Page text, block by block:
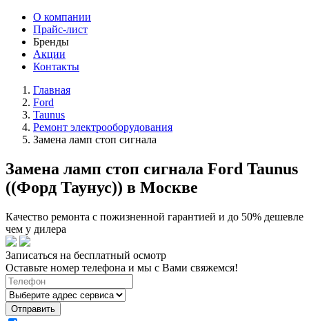
О компании
Прайс-лист
Бренды
Акции
Контакты
Главная
Ford
Taunus
Ремонт электрооборудования
Замена ламп стоп сигнала
Замена ламп стоп сигнала Ford Taunus
((Форд Таунус)) в Москве
Качество ремонта с пожизненной гарантией и до 50% дешевле
чем у дилера
Записаться на бесплатный осмотр
Оставьте номер телефона и мы с Вами свяжемся!